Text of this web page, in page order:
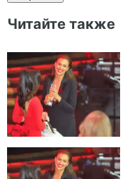
Читайте также